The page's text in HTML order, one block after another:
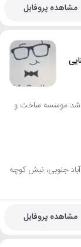
مشاهده پروفایل
موسسه ساخت و
جنت آباد جنوبی، نبش کوچه
مشاهده پروفایل